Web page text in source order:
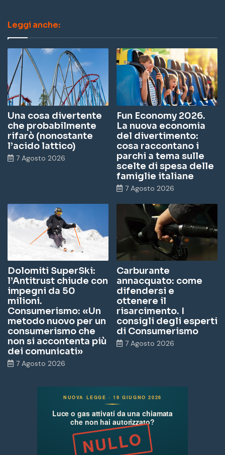
In
ra
m
Leggi anche:
Una cosa divertente
che probabilmente
rifarò (nonostante
l’acido lattico)
7 Agosto 2026
Fun Economy 2026.
La nuova economia
del divertimento:
cosa raccontano i
parchi a tema sulle
scelte di spesa delle
famiglie italiane
7 Agosto 2026
Dolomiti SuperSki:
l’Antitrust chiude con
impegni da 50
milioni.
Consumerismo: «Un
metodo nuovo per un
consumerismo che
non si accontenta più
dei comunicati»
7 Agosto 2026
Carburante
annacquato: come
difendersi e
ottenere il
risarcimento. I
consigli degli esperti
di Consumerismo
7 Agosto 2026